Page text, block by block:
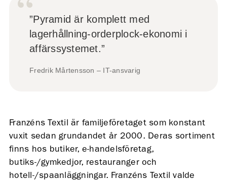
”Pyramid är komplett med
lagerhållning-orderplock-ekonomi i
affärssystemet.”
Fredrik Mårtensson – IT-ansvarig
Franzéns Textil är familjeföretaget som konstant
vuxit sedan grundandet år 2000. Deras sortiment
finns hos butiker, e-handelsföretag,
butiks-/gymkedjor, restauranger och
hotell-/spaanläggningar. Franzéns Textil valde